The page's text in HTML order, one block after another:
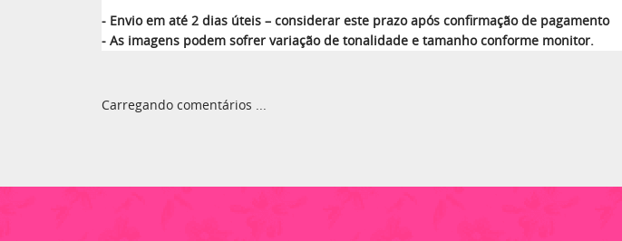
- Envio em até 2 dias úteis – considerar este prazo após confirmação de pagamento
- As imagens podem sofrer variação de tonalidade e tamanho conforme monitor.
Carregando comentários ...